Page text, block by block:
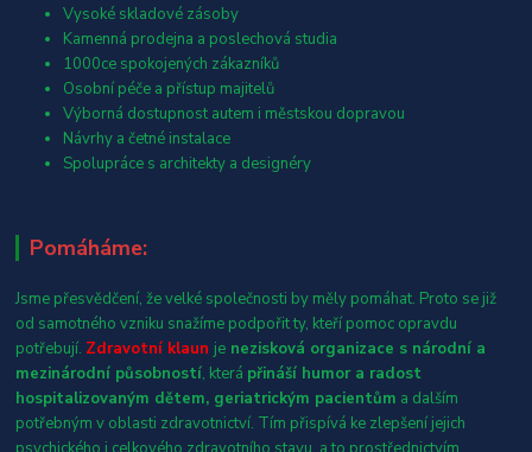
Vysoké skladové zásoby
Kamenná prodejna a poslechová studia
1000ce spokojených zákazníků
Osobní péče a přístup majitelů
Výborná dostupnost autem i městskou dopravou
Návrhy a četné instalace
Spolupráce s architekty a designéry
Pomáháme:
Jsme přesvědčení, že velké společnosti by měly pomáhat. Proto se již
od samotného vzniku snažíme podpořit ty, kteří pomoc opravdu
potřebují. Zdravotní klaun je nezisková organizace s národní a
mezinárodní působností, která přináší humor a radost
hospitalizovaným dětem, geriatrickým pacientům a dalším
potřebným v oblasti zdravotnictví. Tím přispívá ke zlepšení jejich